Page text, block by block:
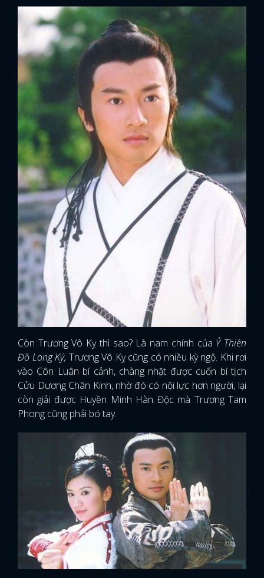
Còn Trương Vô Kỵ thì sao? Là nam chính của Ỷ Thiên
Đồ Long Ký, Trương Vô Kỵ cũng có nhiều kỳ ngộ. Khi rơi
vào Côn Luân bí cảnh, chàng nhặt được cuốn bí tịch
Cửu Dương Chân Kinh, nhờ đó có nội lực hơn người, lại
còn giải được Huyền Minh Hàn Độc mà Trương Tam
Phong cũng phải bó tay.